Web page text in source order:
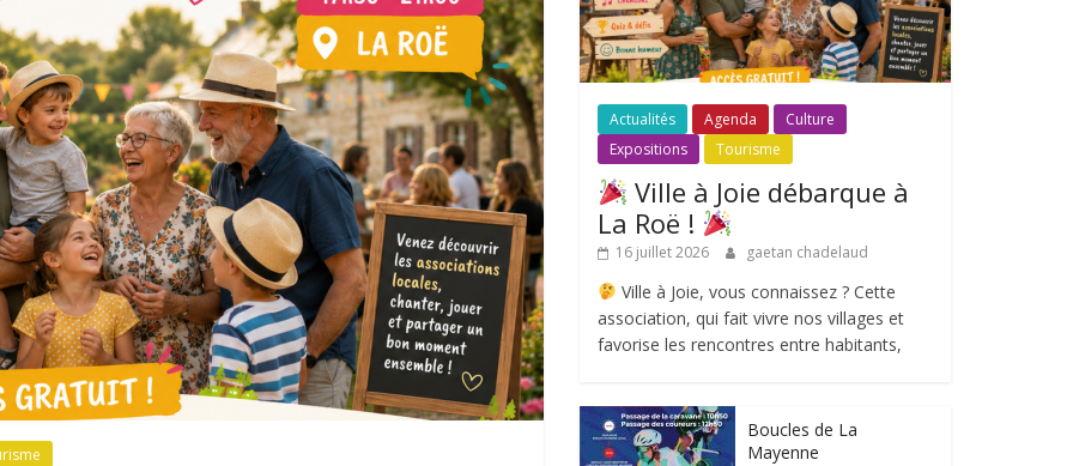
Actualités Agenda
Culture
Expositions
Tourisme
Ville à Joie débarque à
La Roë !
16 juillet 2026 gaetan chadelaud
Ville à Joie, vous connaissez ? Cette
association, qui fait vivre nos villages et
favorise les rencontres entre habitants,
Boucles de La
Mayenne